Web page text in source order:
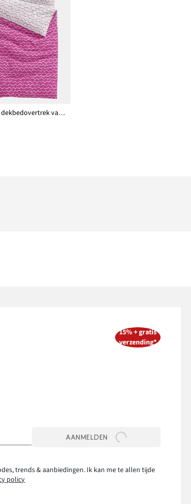
Omkeerbaar dekbedovertrek van een katoenmix
15% + gratis
verzending*
AANMELDEN
trends & aanbiedingen. Ik kan me te allen tijde
policy